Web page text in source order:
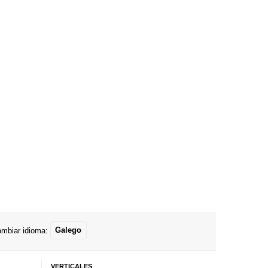
idioma: Galego
VERTICALES